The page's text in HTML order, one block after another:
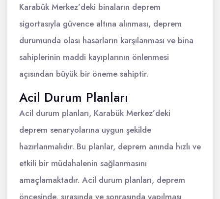
Karabük Merkez’deki binaların deprem
sigortasıyla güvence altına alınması, deprem
durumunda olası hasarların karşılanması ve bina
sahiplerinin maddi kayıplarının önlenmesi
açısından büyük bir öneme sahiptir.
Acil Durum Planları
Acil durum planları, Karabük Merkez’deki
deprem senaryolarına uygun şekilde
hazırlanmalıdır. Bu planlar, deprem anında hızlı ve
etkili bir müdahalenin sağlanmasını
amaçlamaktadır. Acil durum planları, deprem
öncesinde, sırasında ve sonrasında yapılması